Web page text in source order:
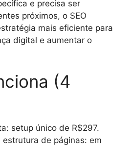
e precisa ser
próximos, o SEO
mais eficiente para
digital e aumentar o
(4
setup único de R$297.
estrutura de páginas: em